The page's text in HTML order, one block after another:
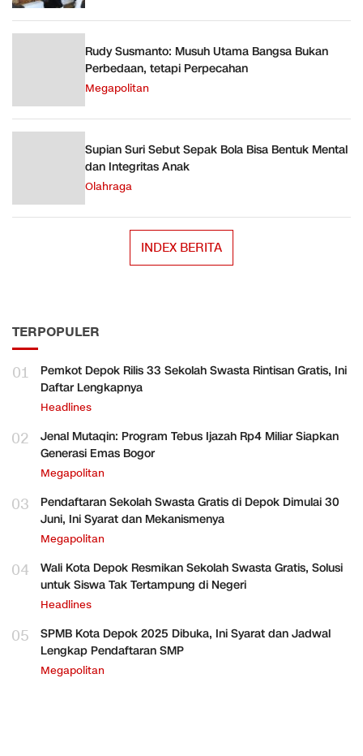
Rudy Susmanto: Musuh Utama Bangsa Bukan
Perbedaan, tetapi Perpecahan
Megapolitan
Supian Suri Sebut Sepak Bola Bisa Bentuk Mental
dan Integritas Anak
Olahraga
INDEX BERITA
TERPOPULER
01
Pemkot Depok Rilis 33 Sekolah Swasta Rintisan Gratis, Ini
Daftar Lengkapnya
Headlines
02
Jenal Mutaqin: Program Tebus Ijazah Rp4 Miliar Siapkan
Generasi Emas Bogor
Megapolitan
03
Pendaftaran Sekolah Swasta Gratis di Depok Dimulai 30
Juni, Ini Syarat dan Mekanismenya
Megapolitan
04
Wali Kota Depok Resmikan Sekolah Swasta Gratis, Solusi
untuk Siswa Tak Tertampung di Negeri
Headlines
05
SPMB Kota Depok 2025 Dibuka, Ini Syarat dan Jadwal
Lengkap Pendaftaran SMP
Megapolitan